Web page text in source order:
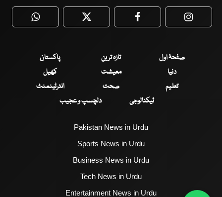
WhatsApp Twitter Facebook
صفحۂ اول تازہ ترین
پاکستان
دنیا
معیشت
کھیل
تعلیم
صحت
انٹرٹینمنٹ
ٹیکنالوجی
دلچسپ و عجیب
Pakistan News in Urdu
Sports News in Urdu
Business News in Urdu
Tech News in Urdu
Entertainment News in Urdu